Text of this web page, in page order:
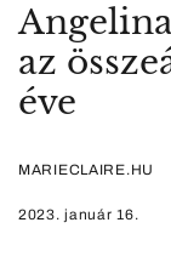
az
éve
MARIECLAIRE.HU
2023. január 16.